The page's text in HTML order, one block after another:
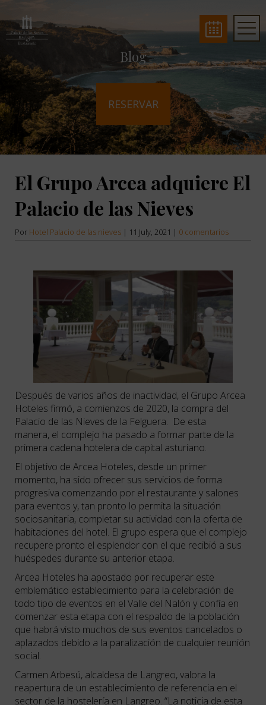
Blog
RESERVAR
El Grupo Arcea adquiere El
Palacio de las Nieves
Por Hotel Palacio de las nieves | 11 July, 2021 | 0 comentarios
Después de varios años de inactividad, el Grupo Arcea
Hoteles firmó, a comienzos de 2020, la compra del
Palacio de las Nieves de la Felguera. De esta
manera, el complejo ha pasado a formar parte de la
primera cadena hotelera de capital asturiano.
El objetivo de Arcea Hoteles, desde un primer
momento, ha sido ofrecer sus servicios de forma
progresiva comenzando por el restaurante y salones
para eventos y, tan pronto lo permita la situación
sociosanitaria, completar su actividad con la oferta de
habitaciones del hotel. El grupo espera que el complejo
recupere pronto el esplendor con el que recibió a sus
huéspedes durante su anterior etapa.
Arcea Hoteles ha apostado por recuperar este
emblemático establecimiento para la celebración de
todo tipo de eventos en el Valle del Nalón y confía en
comenzar esta etapa con el respaldo de la población
que habrá visto muchos de sus eventos cancelados o
aplazados debido a la paralización de cualquier reunión
social.
Carmen Arbesú, alcaldesa de Langreo, valora la
reapertura de un establecimiento de referencia en el
sector de la hostelería en Langreo. “La noticia de esta